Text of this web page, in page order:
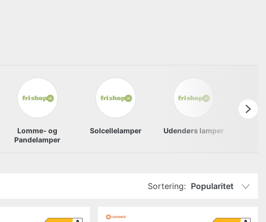
Lomme- og
Pandelamper
Solcellelamper Udendørs lamper
Sortering: Popularitet